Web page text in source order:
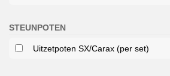
STEUNPOTEN
Uitzetpoten SX/Carax (per set)